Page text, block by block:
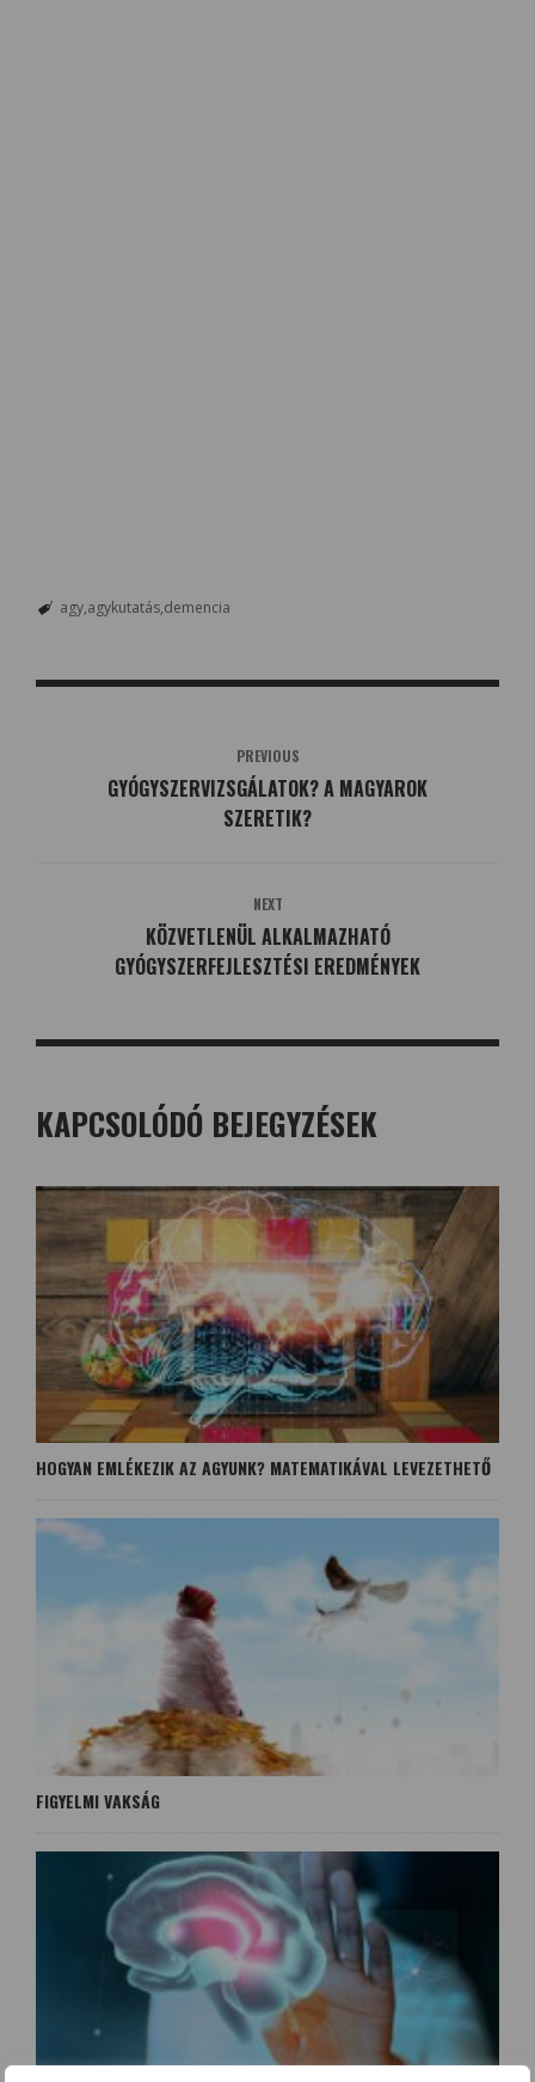
agy agykutatás demencia
PREVIOUS
GYÓGYSZERVIZSGÁLATOK? A MAGYAROK
SZERETIK?
NEXT
KÖZVETLENÜL ALKALMAZHATÓ
GYÓGYSZERFEJLESZTÉSI EREDMÉNYEK
KAPCSOLÓDÓ BEJEGYZÉSEK
HOGYAN EMLÉKEZIK AZ AGYUNK? MATEMATIKÁVAL LEVEZETHETŐ
FIGYELMI VAKSÁG